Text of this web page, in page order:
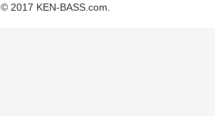
© 2017 KEN-BASS.com.